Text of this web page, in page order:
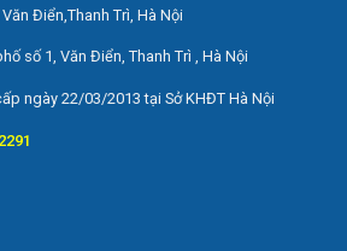
Điển,Thanh Trì, Hà Nội
số 1, Văn Điển, Thanh Trì , Hà Nội
ngày 22/03/2013 tại Sở KHĐT Hà Nội